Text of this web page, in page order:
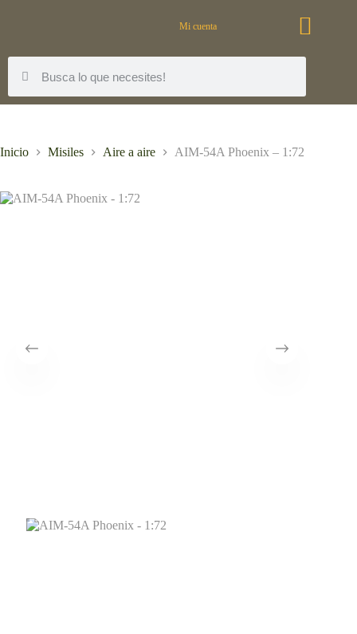
Mi cuenta
Inicio Misiles Aire a aire AIM-54A Phoenix – 1:72